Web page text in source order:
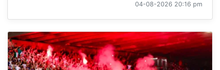
04-08-2026 20:16 pm